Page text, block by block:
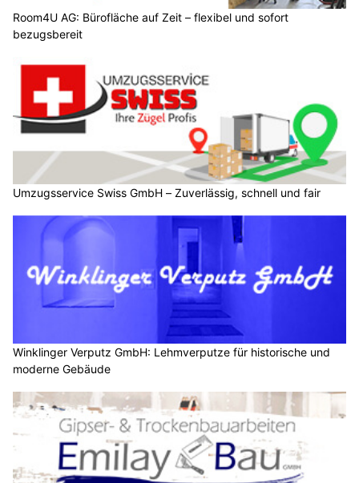
Room4U AG: Bürofläche auf Zeit – flexibel und sofort
bezugsbereit
Umzugsservice Swiss GmbH – Zuverlässig, schnell und fair
Winklinger Verputz GmbH: Lehmverputze für historische und
moderne Gebäude